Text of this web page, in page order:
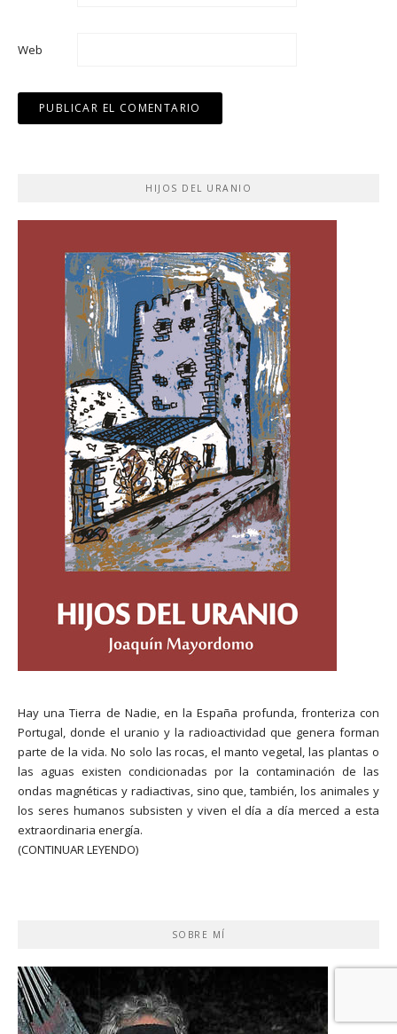
Web
HIJOS DEL URANIO
Hay una Tierra de Nadie, en la España profunda, fronteriza con
Portugal, donde el uranio y la radioactividad que genera forman
parte de la vida. No solo las rocas, el manto vegetal, las plantas o
las aguas existen condicionadas por la contaminación de las
ondas magnéticas y radiactivas, sino que, también, los animales y
los seres humanos subsisten y viven el día a día merced a esta
extraordinaria energía.
(CONTINUAR LEYENDO)
SOBRE MÍ